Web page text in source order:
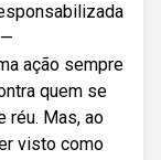
ação sempre
quem se
réu. Mas, ao
visto como